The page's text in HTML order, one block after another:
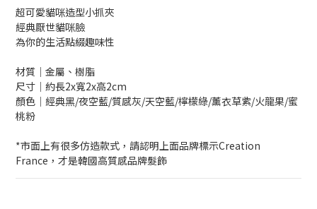
超可愛貓咪造型小抓夾
經典厭世貓咪臉
為你的生活點綴趣味性
材質│金屬、樹脂
尺寸│約長2x寬2x高2cm
顏色│經典黑/夜空藍/質感灰/天空藍/檸檬綠/薰衣草紫/火龍果/蜜
桃粉
*市面上有很多仿造款式，請認明上面品牌標示Creation
France，才是韓國高質感品牌髮飾